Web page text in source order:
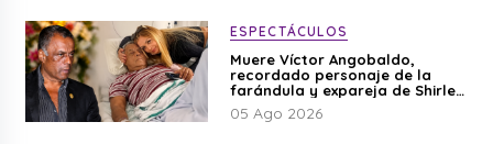
ESPECTÁCULOS
Muere Víctor Angobaldo,
recordado personaje de la
farándula y expareja de Shirley
Cherres
05 Ago 2026